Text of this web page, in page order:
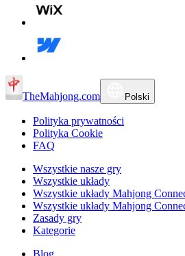
TheMahjong.com Polski
Polityka prywatności
Polityka Cookie
FAQ
Wszystkie nasze gry
Wszystkie układy
Wszystkie układy Mahjong
Wszystkie układy Mahjong
Zasady gry
Kategorie
Blog